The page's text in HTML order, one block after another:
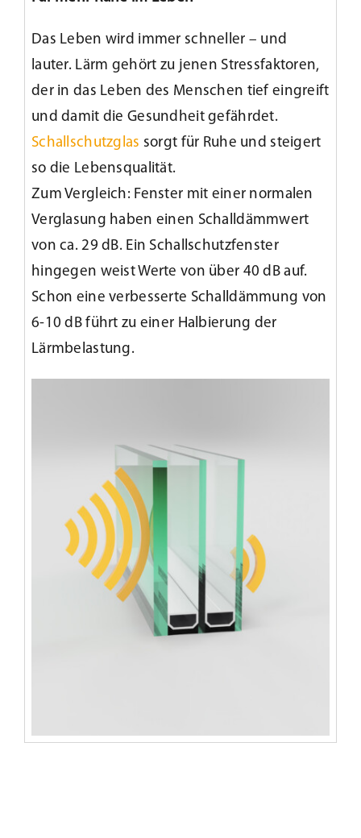
Das Leben wird immer schneller – und
lauter. Lärm gehört zu jenen Stressfaktoren,
der in das Leben des Menschen tief eingreift
und damit die Gesundheit gefährdet.
Schallschutzglas sorgt für Ruhe und steigert
so die Lebensqualität.
Zum Vergleich: Fenster mit einer normalen
Verglasung haben einen Schalldämmwert
von ca. 29 dB. Ein Schallschutzfenster
hingegen weist Werte von über 40 dB auf.
Schon eine verbesserte Schalldämmung von
6-10 dB führt zu einer Halbierung der
Lärmbelastung.